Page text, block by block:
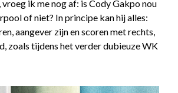
ik me nog af: is Cody Gakpo nou
of niet? In principe kan hij alles:
aangever zijn en scoren met rechts,
zoals tijdens het verder dubieuze WK